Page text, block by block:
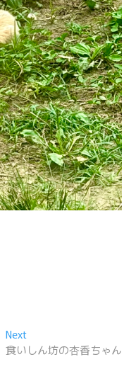
NextNext
post:
食いしん坊の杏香ちゃん